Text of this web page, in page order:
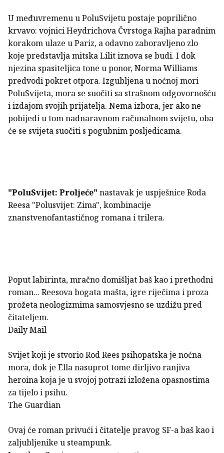
U međuvremenu u PoluSvijetu postaje poprilično
krvavo: vojnici Heydrichova Čvrstoga Rajha paradnim
korakom ulaze u Pariz, a odavno zaboravljeno zlo
koje predstavlja mitska Lilit iznova se budi. I dok
njezina spasiteljica tone u ponor, Norma Williams
predvodi pokret otpora. Izgubljena u noćnoj mori
PoluSvijeta, mora se suočiti sa strašnom odgovornošću
i izdajom svojih prijatelja. Nema izbora, jer ako ne
pobijedi u tom nadnaravnom računalnom svijetu, oba
će se svijeta suočiti s pogubnim posljedicama.
"PoluSvijet: Proljeće" nastavak je uspješnice Roda
Reesa "Polusvijet: Zima", kombinacije
znanstvenofantastičnog romana i trilera.
Poput labirinta, mračno domišljat baš kao i prethodni
roman... Reesova bogata mašta, igre riječima i proza
prožeta neologizmima samosvjesno se uzdižu pred
čitateljem.
Daily Mail
Svijet koji je stvorio Rod Rees psihopatska je noćna
mora, dok je Ella nasuprot tome dirljivo ranjiva
heroina koja je u svojoj potrazi izložena opasnostima
za tijelo i psihu.
The Guardian
Ovaj će roman privući i čitatelje pravog SF-a baš kao i
zaljubljenike u steampunk.